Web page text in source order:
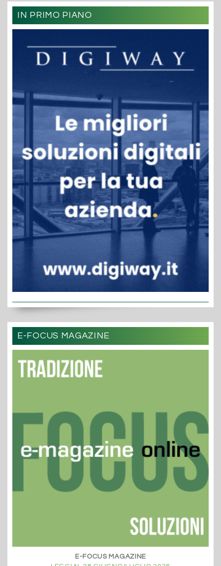
IN PRIMO PIANO
E-FOCUS MAGAZINE
E-FOCUS MAGAZINE